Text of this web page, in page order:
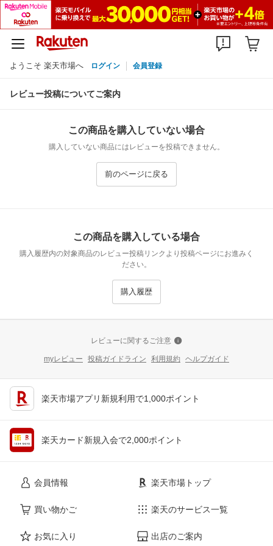
ようこそ 楽天市場へ ログイン 会員登録
レビュー投稿についてご案内
この商品を購入していない場合
購入していない商品にはレビューを投稿できません。
前のページに戻る
この商品を購入している場合
購入履歴内の対象商品のレビュー投稿リンクより投稿ページにお進みく
ださい。
購入履歴
レビューに関するご注意
myレビュー 投稿ガイドライン 利用規約 ヘルプガイド
楽天市場アプリ新規利用で1,000ポイント
楽天カード新規入会で2,000ポイント
会員情報
買い物かご
お気に入り
楽天市場トップ
楽天のサービス一覧
出店のご案内